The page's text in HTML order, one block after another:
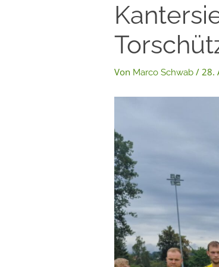
Von Marco Schwab / 28.